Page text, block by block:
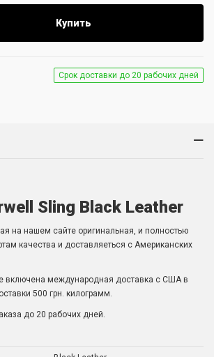
Купить
Срок доставки до 20 рабочих дней
Sling Black Leather
на нашем сайте оригинальная, и полностью
качества и доставляеться с Американских
включена международная доставка с США в
500 грн. килограмм.
до 20 рабочих дней.